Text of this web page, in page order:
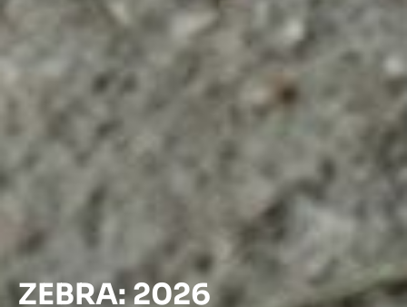
ZEBRA: 2026